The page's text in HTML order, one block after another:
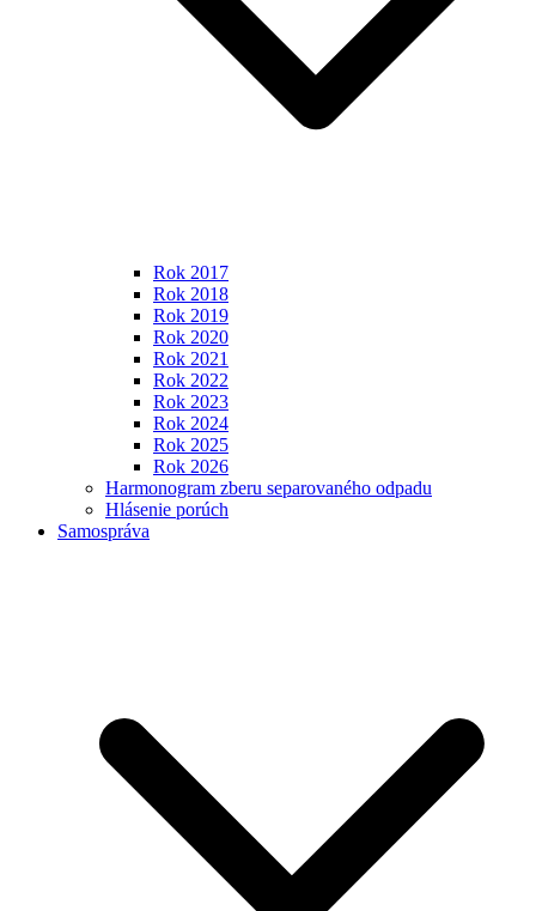
Rok 2017
Rok 2018
Rok 2019
Rok 2020
Rok 2021
Rok 2022
Rok 2023
Rok 2024
Rok 2025
Rok 2026
Harmonogram zberu separovaného odpadu
Hlásenie porúch
Samospráva